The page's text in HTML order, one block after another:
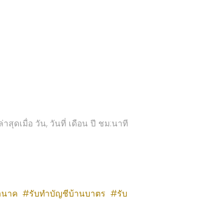
าสุดเมื่อ วัน, วันที่ เดือน ปี ชม:นาที
าค รับทำบัญชีบ้านบาตร
รับ